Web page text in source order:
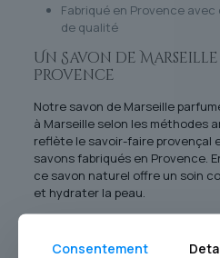
Fabriqué en Provence
de qualité
Un Savon de
Provence
Notre savon de Marseille
à Marseille selon les méthodes
reflète le savoir-faire provençal
savons fabriqués en Provence.
ce savon naturel offre un soin
et hydrater la peau.
Consentement